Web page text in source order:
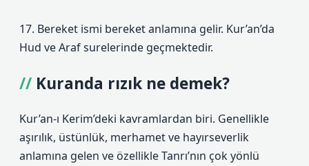
17. Bereket ismi bereket anlamına gelir. Kur’an’da
Hud ve Araf surelerinde geçmektedir.
Kuranda rızık ne demek?
Kur’an-ı Kerim’deki kavramlardan biri. Genellikle
aşırılık, üstünlük, merhamet ve hayırseverlik
anlamına gelen ve özellikle Tanrı’nın çok yönlü